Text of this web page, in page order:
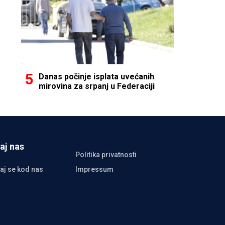
Danas počinje isplata uvećanih
mirovina za srpanj u Federaciji
nas
Politika privatnosti
se kod nas
Impressum